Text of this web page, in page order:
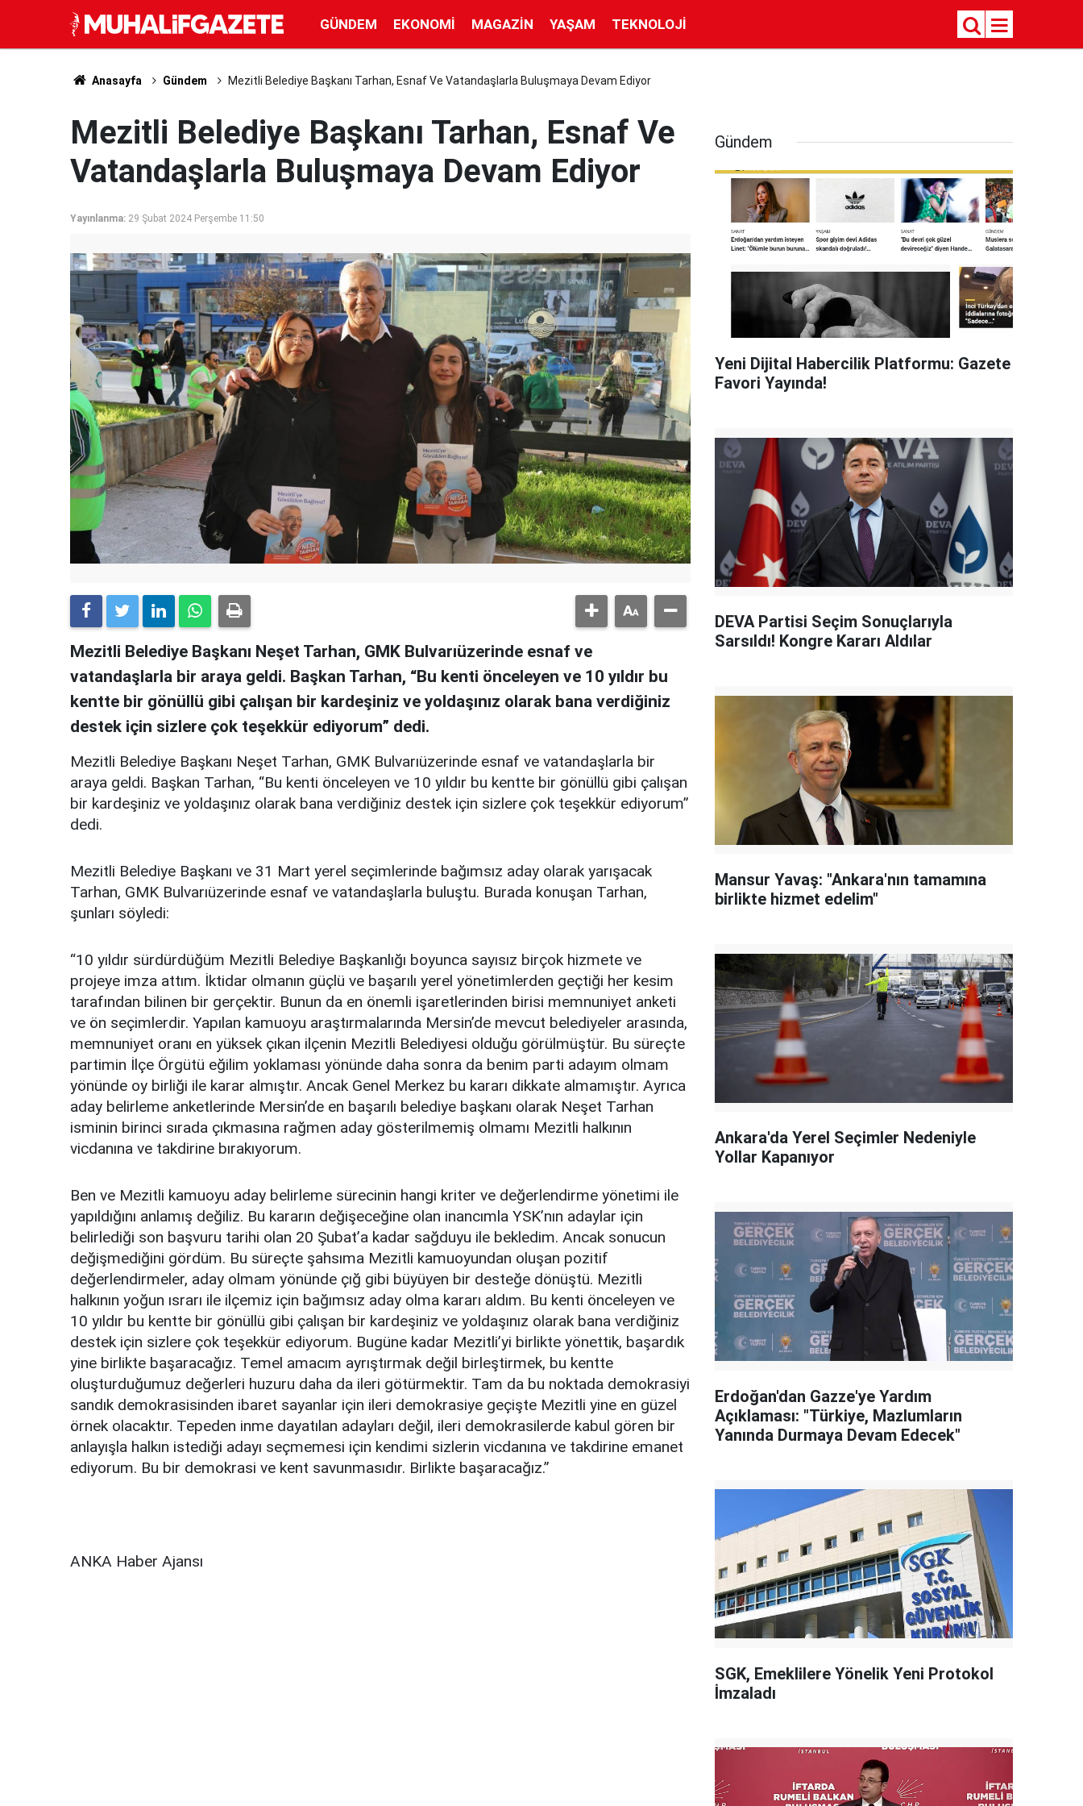
GÜNDEM EKONOMI MAGAZIN YAŞAM TEKNOLOJI
Anasayfa Gündem Mezitli Belediye Başkanı Tarhan, Esnaf Ve Vatandaşlarla Buluşmaya Devam Ediyor
Mezitli Belediye Başkanı Tarhan, Esnaf Ve
Vatandaşlarla Buluşmaya Devam Ediyor
Yayınlanma: 29 Şubat 2024 Perşembe 11:50
Mezitli Belediye Başkanı Neşet Tarhan, GMK Bulvarıüzerinde esnaf ve
vatandaşlarla bir araya geldi. Başkan Tarhan, “Bu kenti önceleyen ve 10 yıldır bu
kentte bir gönüllü gibi çalışan bir kardeşiniz ve yoldaşınız olarak bana verdiğiniz
destek için sizlere çok teşekkür ediyorum” dedi.
Mezitli Belediye Başkanı Neşet Tarhan, GMK Bulvarıüzerinde esnaf ve vatandaşlarla bir
araya geldi. Başkan Tarhan, “Bu kenti önceleyen ve 10 yıldır bu kentte bir gönüllü gibi çalışan
bir kardeşiniz ve yoldaşınız olarak bana verdiğiniz destek için sizlere çok teşekkür ediyorum”
dedi.
Mezitli Belediye Başkanı ve 31 Mart yerel seçimlerinde bağımsız aday olarak yarışacak
Tarhan, GMK Bulvarıüzerinde esnaf ve vatandaşlarla buluştu. Burada konuşan Tarhan,
şunları söyledi:
“10 yıldır sürdürdüğüm Mezitli Belediye Başkanlığı boyunca sayısız birçok hizmete ve
projeye imza attım. İktidar olmanın güçlü ve başarılı yerel yönetimlerden geçtiği her kesim
tarafından bilinen bir gerçektir. Bunun da en önemli işaretlerinden birisi memnuniyet anketi
ve ön seçimlerdir. Yapılan kamuoyu araştırmalarında Mersin’de mevcut belediyeler arasında,
memnuniyet oranı en yüksek çıkan ilçenin Mezitli Belediyesi olduğu görülmüştür. Bu süreçte
partimin İlçe Örgütü eğilim yoklaması yönünde daha sonra da benim parti adayım olmam
yönünde oy birliği ile karar almıştır. Ancak Genel Merkez bu kararı dikkate almamıştır. Ayrıca
aday belirleme anketlerinde Mersin’de en başarılı belediye başkanı olarak Neşet Tarhan
isminin birinci sırada çıkmasına rağmen aday gösterilmemiş olmamı Mezitli halkının
vicdanına ve takdirine bırakıyorum.
Ben ve Mezitli kamuoyu aday belirleme sürecinin hangi kriter ve değerlendirme yönetimi ile
yapıldığını anlamış değiliz. Bu kararın değişeceğine olan inancımla YSK’nın adaylar için
belirlediği son başvuru tarihi olan 20 Şubat’a kadar sağduyu ile bekledim. Ancak sonucun
değişmediğini gördüm. Bu süreçte şahsıma Mezitli kamuoyundan oluşan pozitif
değerlendirmeler, aday olmam yönünde çığ gibi büyüyen bir desteğe dönüştü. Mezitli
halkının yoğun ısrarı ile ilçemiz için bağımsız aday olma kararı aldım. Bu kenti önceleyen ve
10 yıldır bu kentte bir gönüllü gibi çalışan bir kardeşiniz ve yoldaşınız olarak bana verdiğiniz
destek için sizlere çok teşekkür ediyorum. Bugüne kadar Mezitli’yi birlikte yönettik, başardık
yine birlikte başaracağız. Temel amacım ayrıştırmak değil birleştirmek, bu kentte
oluşturduğumuz değerleri huzuru daha da ileri götürmektir. Tam da bu noktada demokrasiyi
sandık demokrasisinden ibaret sayanlar için ileri demokrasiye geçişte Mezitli yine en güzel
örnek olacaktır. Tepeden inme dayatılan adayları değil, ileri demokrasilerde kabul gören bir
anlayışla halkın istediği adayı seçmemesi için kendimi sizlerin vicdanına ve takdirine emanet
ediyorum. Bu bir demokrasi ve kent savunmasıdır. Birlikte başaracağız.”
ANKA Haber Ajansı
Gündem
Yeni Dijital Habercilik Platformu: Gazete
Favori Yayında!
DEVA Partisi Seçim Sonuçlarıyla
Sarsıldı! Kongre Kararı Aldılar
Mansur Yavaş: "Ankara'nın tamamına
birlikte hizmet edelim"
Ankara'da Yerel Seçimler Nedeniyle
Yollar Kapanıyor
Erdoğan'dan Gazze'ye Yardım
Açıklaması: "Türkiye, Mazlumların
Yanında Durmaya Devam Edecek"
SGK, Emeklilere Yönelik Yeni Protokol
İmzaladı